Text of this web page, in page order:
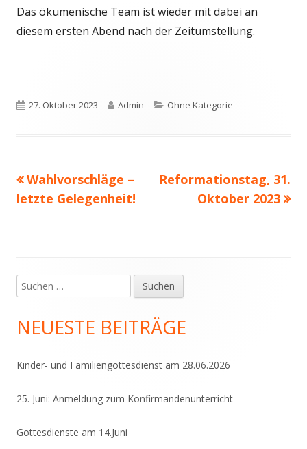
Das ökumenische Team ist wieder mit dabei an
diesem ersten Abend nach der Zeitumstellung.
Veröffentlicht
27. Oktober 2023 Autor
Admin Kategorien
Ohne Kategorie
Beitragsnavigation
Vorheriger
Beitrag:
Wahlvorschläge –
letzte Gelegenheit!
Nächster
Beitrag
Reformationstag, 31.
Oktober 2023
Haupt-
Seitenleiste
Suchen
nach:
NEUESTE BEITRÄGE
Kinder- und Familiengottesdienst am 28.06.2026
25. Juni: Anmeldung zum Konfirmandenunterricht
Gottesdienste am 14.Juni